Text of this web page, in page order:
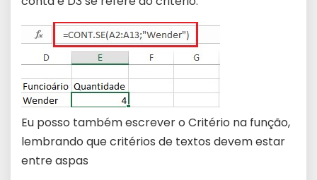
Eu posso também escrever o Critério na função,
lembrando que critérios de textos devem estar
entre aspas